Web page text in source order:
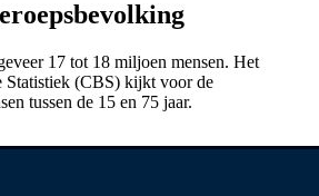
17 tot 18 miljoen mensen. Het
Statistiek (CBS) kijkt voor de
tussen de 15 en 75 jaar.